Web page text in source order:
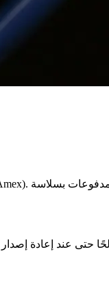
عند إعادة إصدار